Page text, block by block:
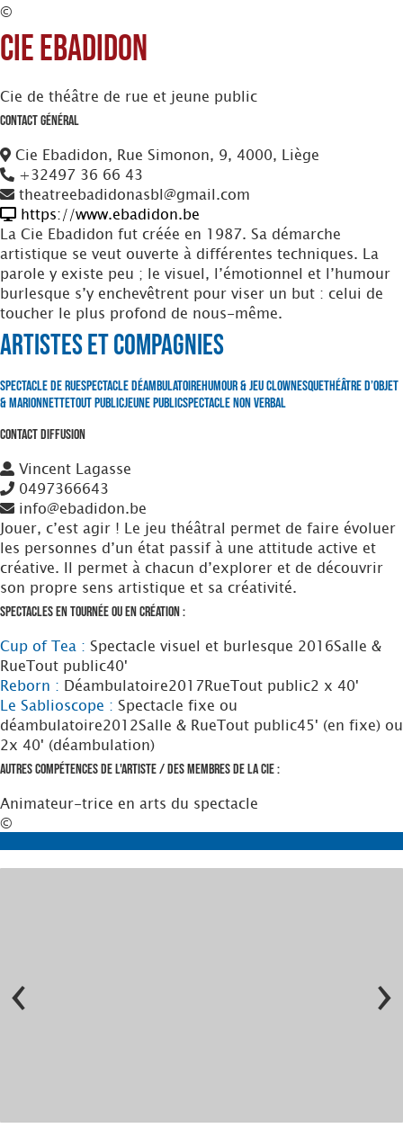
©
Cie Ebadidon
Cie de théâtre de rue et jeune public
Contact Général
Cie Ebadidon, Rue Simonon, 9, 4000, Liège
+32497 36 66 43
theatreebadidonasbl@gmail.com
https://www.ebadidon.be
La Cie Ebadidon fut créée en 1987. Sa démarche
artistique se veut ouverte à différentes techniques. La
parole y existe peu ; le visuel, l’émotionnel et l’humour
burlesque s’y enchevêtrent pour viser un but : celui de
toucher le plus profond de nous-même.
Artistes et Compagnies
Spectacle de RueSpectacle DéambulatoireHumour & Jeu clownesqueThéâtre d’Objet
& MarionnetteTout PublicJeune PublicSpectacle non verbal
Contact Diffusion
Vincent Lagasse
0497366643
info@ebadidon.be
Jouer, c’est agir ! Le jeu théâtral permet de faire évoluer
les personnes d’un état passif à une attitude active et
créative. Il permet à chacun d’explorer et de découvrir
son propre sens artistique et sa créativité.
Spectacles en tournée ou en création :
Cup of Tea : Spectacle visuel et burlesque 2016Salle &
RueTout public40'
Reborn : Déambulatoire2017RueTout public2 x 40'
Le Sablioscope : Spectacle fixe ou
déambulatoire2012Salle & RueTout public45' (en fixe) ou
2x 40' (déambulation)
Autres compétences de l'artiste / des membres de la Cie :
Animateur-trice en arts du spectacle
©
‹ ›